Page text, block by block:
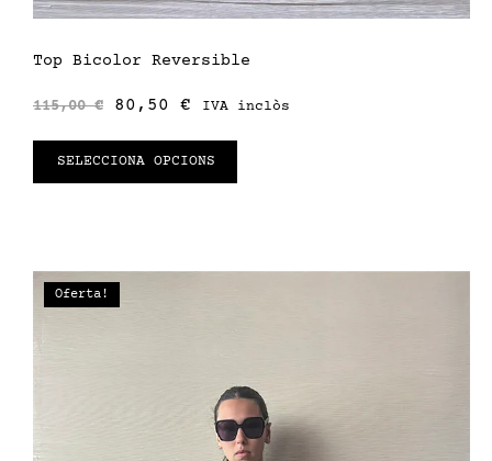
Top Bicolor Reversible
115,00€ 80,50 € IVA inclòs
SELECCIONA OPCIONS
Oferta!